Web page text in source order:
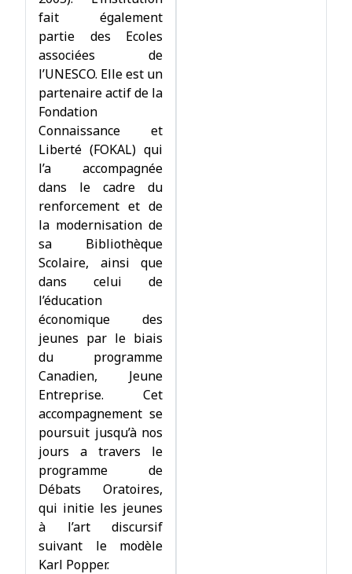
fait également
partie des Ecoles
associées de
l’UNESCO. Elle est un
partenaire actif de la
Fondation
Connaissance et
Liberté (FOKAL) qui
l’a accompagnée
dans le cadre du
renforcement et de
la modernisation de
sa Bibliothèque
Scolaire, ainsi que
dans celui de
l’éducation
économique des
jeunes par le biais
du programme
Canadien, Jeune
Entreprise. Cet
accompagnement se
poursuit jusqu’à nos
jours a travers le
programme de
Débats Oratoires,
qui initie les jeunes
à l’art discursif
suivant le modèle
Karl Popper.